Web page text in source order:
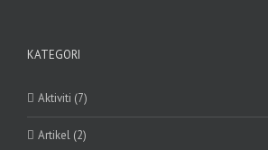
KATEGORI
Aktiviti (7)
Artikel (2)